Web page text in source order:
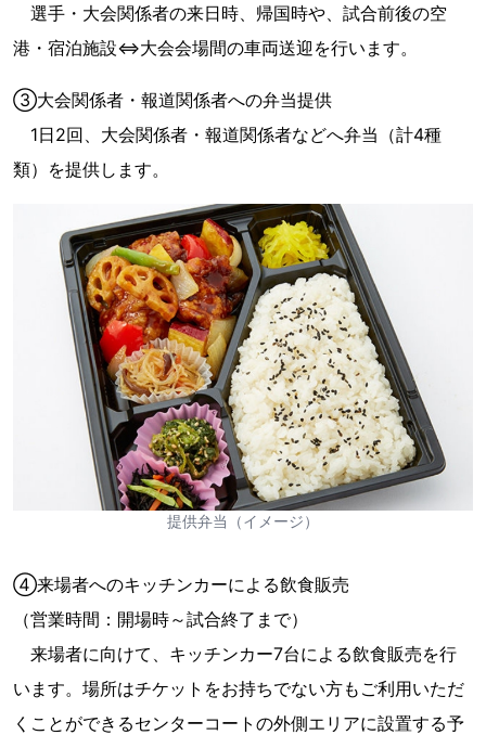
選手・大会関係者の来日時、帰国時や、試合前後の空
港・宿泊施設⇔大会会場間の車両送迎を行います。
③大会関係者・報道関係者への弁当提供
1日2回、大会関係者・報道関係者などへ弁当（計4種
類）を提供します。
提供弁当（イメージ）
④来場者へのキッチンカーによる飲食販売
（営業時間：開場時～試合終了まで）
来場者に向けて、キッチンカー7台による飲食販売を行
います。場所はチケットをお持ちでない方もご利用いただ
くことができるセンターコートの外側エリアに設置する予